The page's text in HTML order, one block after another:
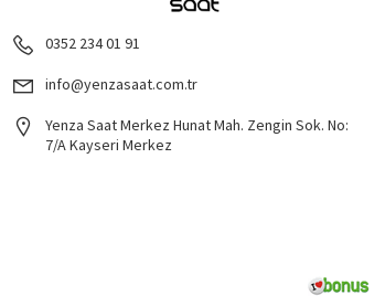
0352 234 01 91
info@yenzasaat.com.tr
Yenza Saat Merkez Hunat Mah. Zengin Sok. No:
7/A Kayseri Merkez